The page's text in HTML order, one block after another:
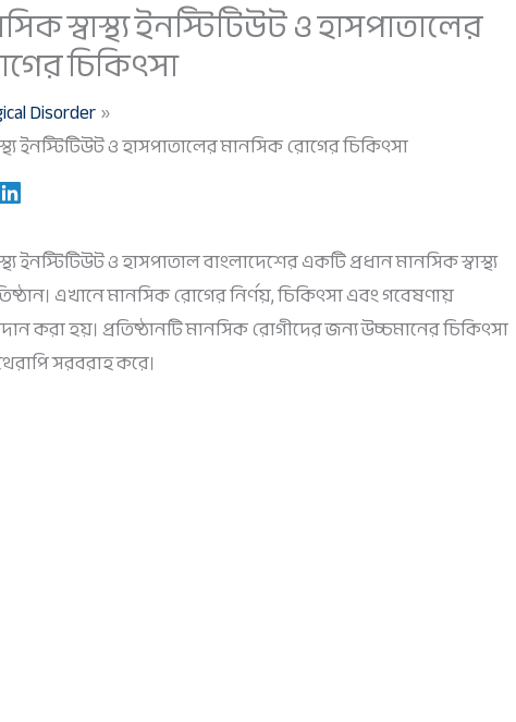
স্বাস্থ্য ইনস্টিটিউট ও হাসপাতালের
চিকিৎসা
Disorder
ইনস্টিটিউট ও হাসপাতালের মানসিক রোগের চিকিৎসা
ইনস্টিটিউট ও হাসপাতাল বাংলাদেশের একটি প্রধান মানসিক স্বাস্থ্য
এখানে মানসিক রোগের নির্ণয়, চিকিৎসা এবং গবেষণায়
করা হয়। প্রতিষ্ঠানটি মানসিক রোগীদের জন্য উচ্চমানের চিকিৎসা
সরবরাহ করে।